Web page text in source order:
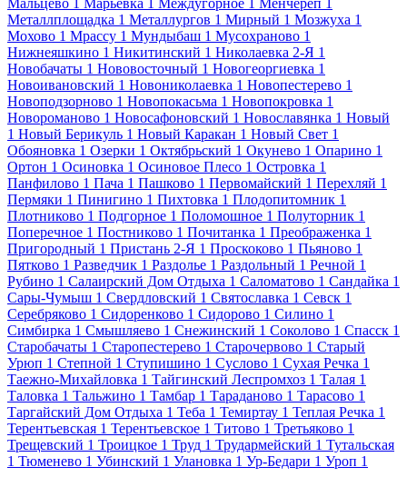
Металлплощадка 1 Металлургов 1 Мирный 1 Мозжуха 1
Мохово 1 Мрассу 1 Мундыбаш 1 Мусохраново 1
Нижнеяшкино 1 Никитинский 1 Николаевка 2-Я 1
Новобачаты 1 Нововосточный 1 Новогеоргиевка 1
Новоивановский 1 Новониколаевка 1 Новопестерево 1
Новоподзорново 1 Новопокасьма 1 Новопокровка 1
Новороманово 1 Новосафоновский 1 Новославянка 1 Новый
1 Новый Берикуль 1 Новый Каракан 1 Новый Свет 1
Обояновка 1 Озерки 1 Октябрьский 1 Окунево 1 Опарино 1
Ортон 1 Осиновка 1 Осиновое Плесо 1 Островка 1
Панфилово 1 Пача 1 Пашково 1 Первомайский 1 Перехляй 1
Пермяки 1 Пинигино 1 Пихтовка 1 Плодопитомник 1
Плотниково 1 Подгорное 1 Поломошное 1 Полуторник 1
Поперечное 1 Постниково 1 Почитанка 1 Преображенка 1
Пригородный 1 Пристань 2-Я 1 Проскоково 1 Пьяново 1
Пятково 1 Разведчик 1 Раздолье 1 Раздольный 1 Речной 1
Рубино 1 Салаирский Дом Отдыха 1 Саломатово 1 Сандайка 1
Сары-Чумыш 1 Свердловский 1 Святославка 1 Севск 1
Серебряково 1 Сидоренково 1 Сидорово 1 Силино 1
Симбирка 1 Смышляево 1 Снежинский 1 Соколово 1 Спасск 1
Старобачаты 1 Старопестерево 1 Старочервово 1 Старый
Урюп 1 Степной 1 Ступишино 1 Суслово 1 Сухая Речка 1
Таежно-Михайловка 1 Тайгинский Леспромхоз 1 Талая 1
Таловка 1 Тальжино 1 Тамбар 1 Тараданово 1 Тарасово 1
Таргайский Дом Отдыха 1 Теба 1 Темиртау 1 Теплая Речка 1
Терентьевская 1 Терентьевское 1 Титово 1 Третьяково 1
Трещевский 1 Троицкое 1 Труд 1 Трудармейский 1 Тутальская
1 Тюменево 1 Убинский 1 Улановка 1 Ур-Бедари 1 Уроп 1